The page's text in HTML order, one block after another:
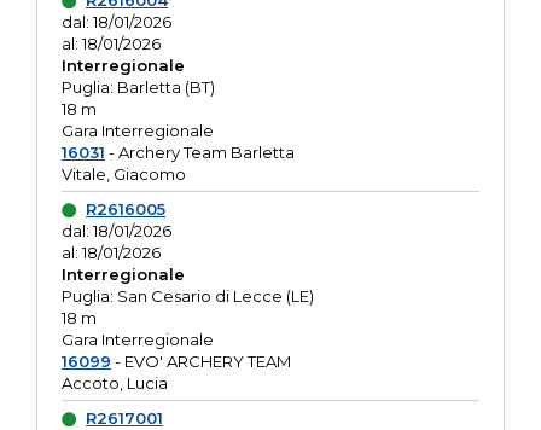
dal: 18/01/2026
al: 18/01/2026
Interregionale
Puglia: Barletta (BT)
18 m
Gara Interregionale
16031 - Archery Team Barletta
Vitale, Giacomo
R2616005
dal: 18/01/2026
al: 18/01/2026
Interregionale
Puglia: San Cesario di Lecce (LE)
18 m
Gara Interregionale
16099 - EVO' ARCHERY TEAM
Accoto, Lucia
R2617001